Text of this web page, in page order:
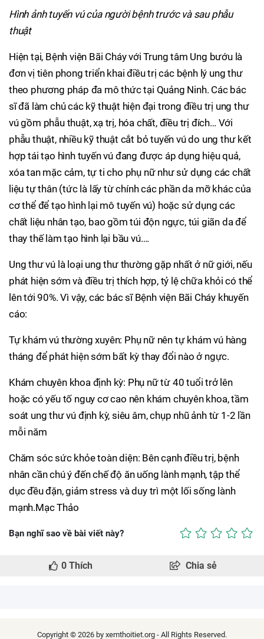
Hình ảnh tuyến vú của người bệnh trước và sau phẫu
thuật
Hiện tại, Bệnh viện Bãi Cháy với Trung tâm Ung bướu là
đơn vị tiên phong triển khai điều trị các bệnh lý ung thư
theo phương pháp đa mô thức tại Quảng Ninh. Các bác
sĩ đã làm chủ các kỹ thuật hiện đại trong điều trị ung thư
vú gồm phẫu thuật, xạ trị, hóa chất, điều trị đích… Với
phẫu thuật, nhiều kỹ thuật cắt bỏ tuyến vú do ung thư kết
hợp tái tạo hình tuyến vú đang được áp dụng hiệu quả,
xóa tan mặc cảm, tự ti cho phụ nữ như sử dụng các chất
liệu tự thân (tức là lấy từ chính các phần da mỡ khác của
cơ thể để tạo hình lại mô tuyến vú) hoặc sử dụng các
chất liệu nhân tạo, bao gồm túi độn ngực, túi giãn da để
thay thế làm tạo hình lại bầu vú….
Ung thư vú là loại ung thư thường gặp nhất ở nữ giới, nếu
phát hiện sớm và điều trị thích hợp, tỷ lệ chữa khỏi có thể
lên tới 90%. Vì vậy, các bác sĩ Bệnh viện Bãi Cháy khuyến
cáo:
Tự khám vú thường xuyên: Phụ nữ nên tự khám vú hàng
tháng để phát hiện sớm bất kỳ thay đổi nào ở ngực.
Khám chuyên khoa định kỳ: Phụ nữ từ 40 tuổi trở lên
hoặc có yếu tố nguy cơ cao nên khám chuyên khoa, tầm
soát ung thư vú định kỳ, siêu âm, chụp nhũ ảnh từ 1-2 lần
mỗi năm
Chăm sóc sức khỏe toàn diện: Bên cạnh điều trị, bệnh
nhân cần chú ý đến chế độ ăn uống lành mạnh, tập thể
dục đều đặn, giảm stress và duy trì một lối sống lành
mạnh.Mạc Thảo
Bạn nghĩ sao về bài viết này?
0 Thích Chia sẻ
Copyright © 2026 by xemthoitiet.org - All Rights Reserved.